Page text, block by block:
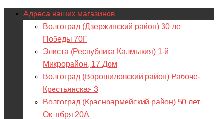
Адреса наших магазинов
Волгоград (Дзержинский район) 30 лет
Победы 70Г
Элиста (Республика Калмыкия) 1-й
Микрорайон, 17 Дом
Волгоград (Ворошиловский район) Рабоче-
Крестьянская 3
Волгоград (Красноармейский район) 50 лет
Октября 20А